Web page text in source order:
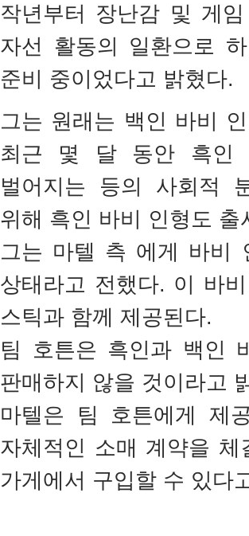
작년부터 장난감 및 게
자선 활동의 일환으로
준비 중이었다고 밝혔다.
그는 원래는 백인 바비
최근 몇 달 동안 흑인
벌어지는 등의 사회적
위해 흑인 바비 인형도
그는 마텔 측 에게 바비
상태라고 전했다. 이 바
스틱과 함께 제공된다.
팀 호튼은 흑인과 백인
판매하지 않을 것이라고
마텔은 팀 호튼에게 제
자체적인 소매 계약을 체
가게에서 구입할 수 있다